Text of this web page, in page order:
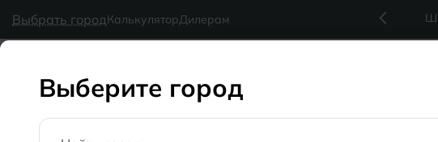
Выбрать городКалькуляторДилерам
- делаем красиво надолго
Каталог
Выберите город